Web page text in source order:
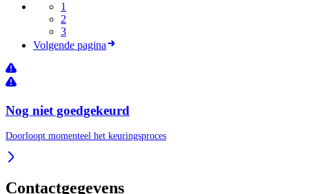
1
2
3
Volgende pagina
Nog niet goedgekeurd
Doorloopt momenteel het keuringsproces
Contactgegevens